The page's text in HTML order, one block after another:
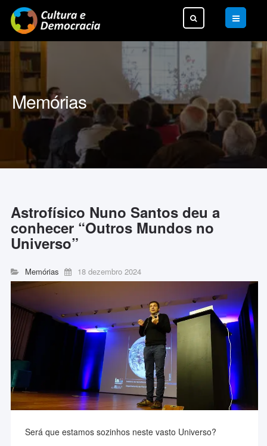
Pesquisar...
Memórias
Astrofísico Nuno Santos deu a
conhecer “Outros Mundos no
Universo”
Memórias 18 dezembro 2024
Será que estamos sozinhos neste vasto Universo?